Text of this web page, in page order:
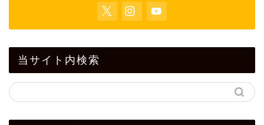
当サイト内検索